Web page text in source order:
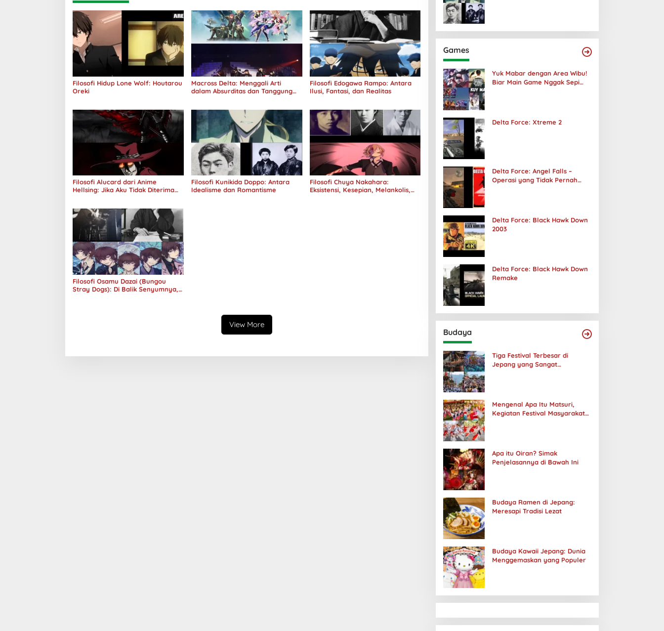
Filosofi Hidup Lone Wolf: Houtarou
Oreki
Macross Delta: Menggali Arti
dalam Absurditas dan Tanggung
Filosofi Edogawa Rampo: Antara
Ilusi, Fantasi, dan Realitas
Filosofi Alucard dari Anime
Hellsing: Jika Aku Tidak Diterima
Filosofi Kunikida Doppo: Antara
Idealisme dan Romantisme
Filosofi Chuya Nakahara:
Eksistensi, Kesepian, Melankolis,
Filosofi Osamu Dazai (Bungou
Stray Dogs): Di Balik Senyumnya,
View More
Games
Yuk Mabar dengan Area Wibu!
Biar Main Game Nggak Sepi
Delta Force: Xtreme 2
Delta Force: Angel Falls –
Operasi yang Tidak Pernah
Delta Force: Black Hawk Down
2003
Delta Force: Black Hawk Down
Remake
Budaya
Tiga Festival Terbesar di
Jepang yang Sangat
Mengenal Apa Itu Matsuri,
Kegiatan Festival Masyarakat
Apa itu Oiran? Simak
Penjelasannya di Bawah Ini
Budaya Ramen di Jepang:
Meresapi Tradisi Lezat
Budaya Kawaii Jepang: Dunia
Menggemaskan yang Populer